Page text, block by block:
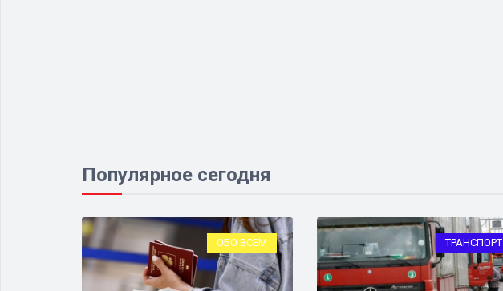
Популярное сегодня
ОБО ВСЕМ ТРАНСПОРТ